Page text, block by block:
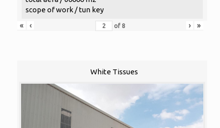
scope of work / tun key
«
‹ of 8 › »
White Tissues